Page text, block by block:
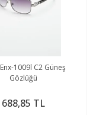
Enx-1009l C2 Güneş
Gözlüğü
688,85 TL